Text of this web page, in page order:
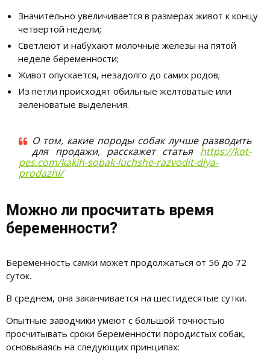
Значительно увеличивается в размерах живот к концу
четвертой недели;
Светлеют и набухают молочные железы на пятой
неделе беременности;
Живот опускается, незадолго до самих родов;
Из петли происходят обильные желтоватые или
зеленоватые выделения.
О том, какие породы собак лучше разводить
для продажи, расскажет статья https://kot-
pes.com/kakih-sobak-luchshe-razvodit-dlya-
prodazhi/
Можно ли просчитать время
беременности?
Беременность самки может продолжаться от 56 до 72
суток.
В среднем, она заканчивается на шестидесятые сутки.
Опытные заводчики умеют с большой точностью
просчитывать сроки беременности породистых собак,
основываясь на следующих принципах: